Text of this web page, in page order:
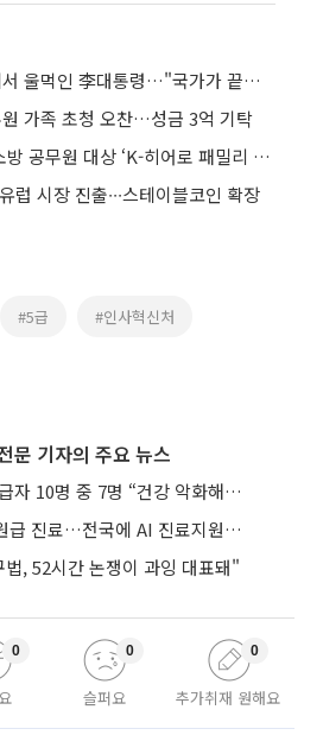
순직 공무원 부모 앞에서 울먹인 李대통령…"국가가 끝까지 책임 다하겠다"
가족 초청 오찬…성금 3억 기탁
삼성전자, 군인·경찰·소방 공무원 대상 ‘K-히어로 패밀리 페스타’
시장 진출∙∙∙스테이블코인 확장
#5급 #인사혁신처
문 기자의 주요 뉴스
장기요양 재가급여 수급자 10명 중 7명 “건강 악화해도 집에서”
보건소에서도 대학병원급 진료…전국에 AI 진료지원도구 보급
, 52시간 논쟁이 과잉 대표돼"
0
슬퍼요
0
추가취재 원해요
0